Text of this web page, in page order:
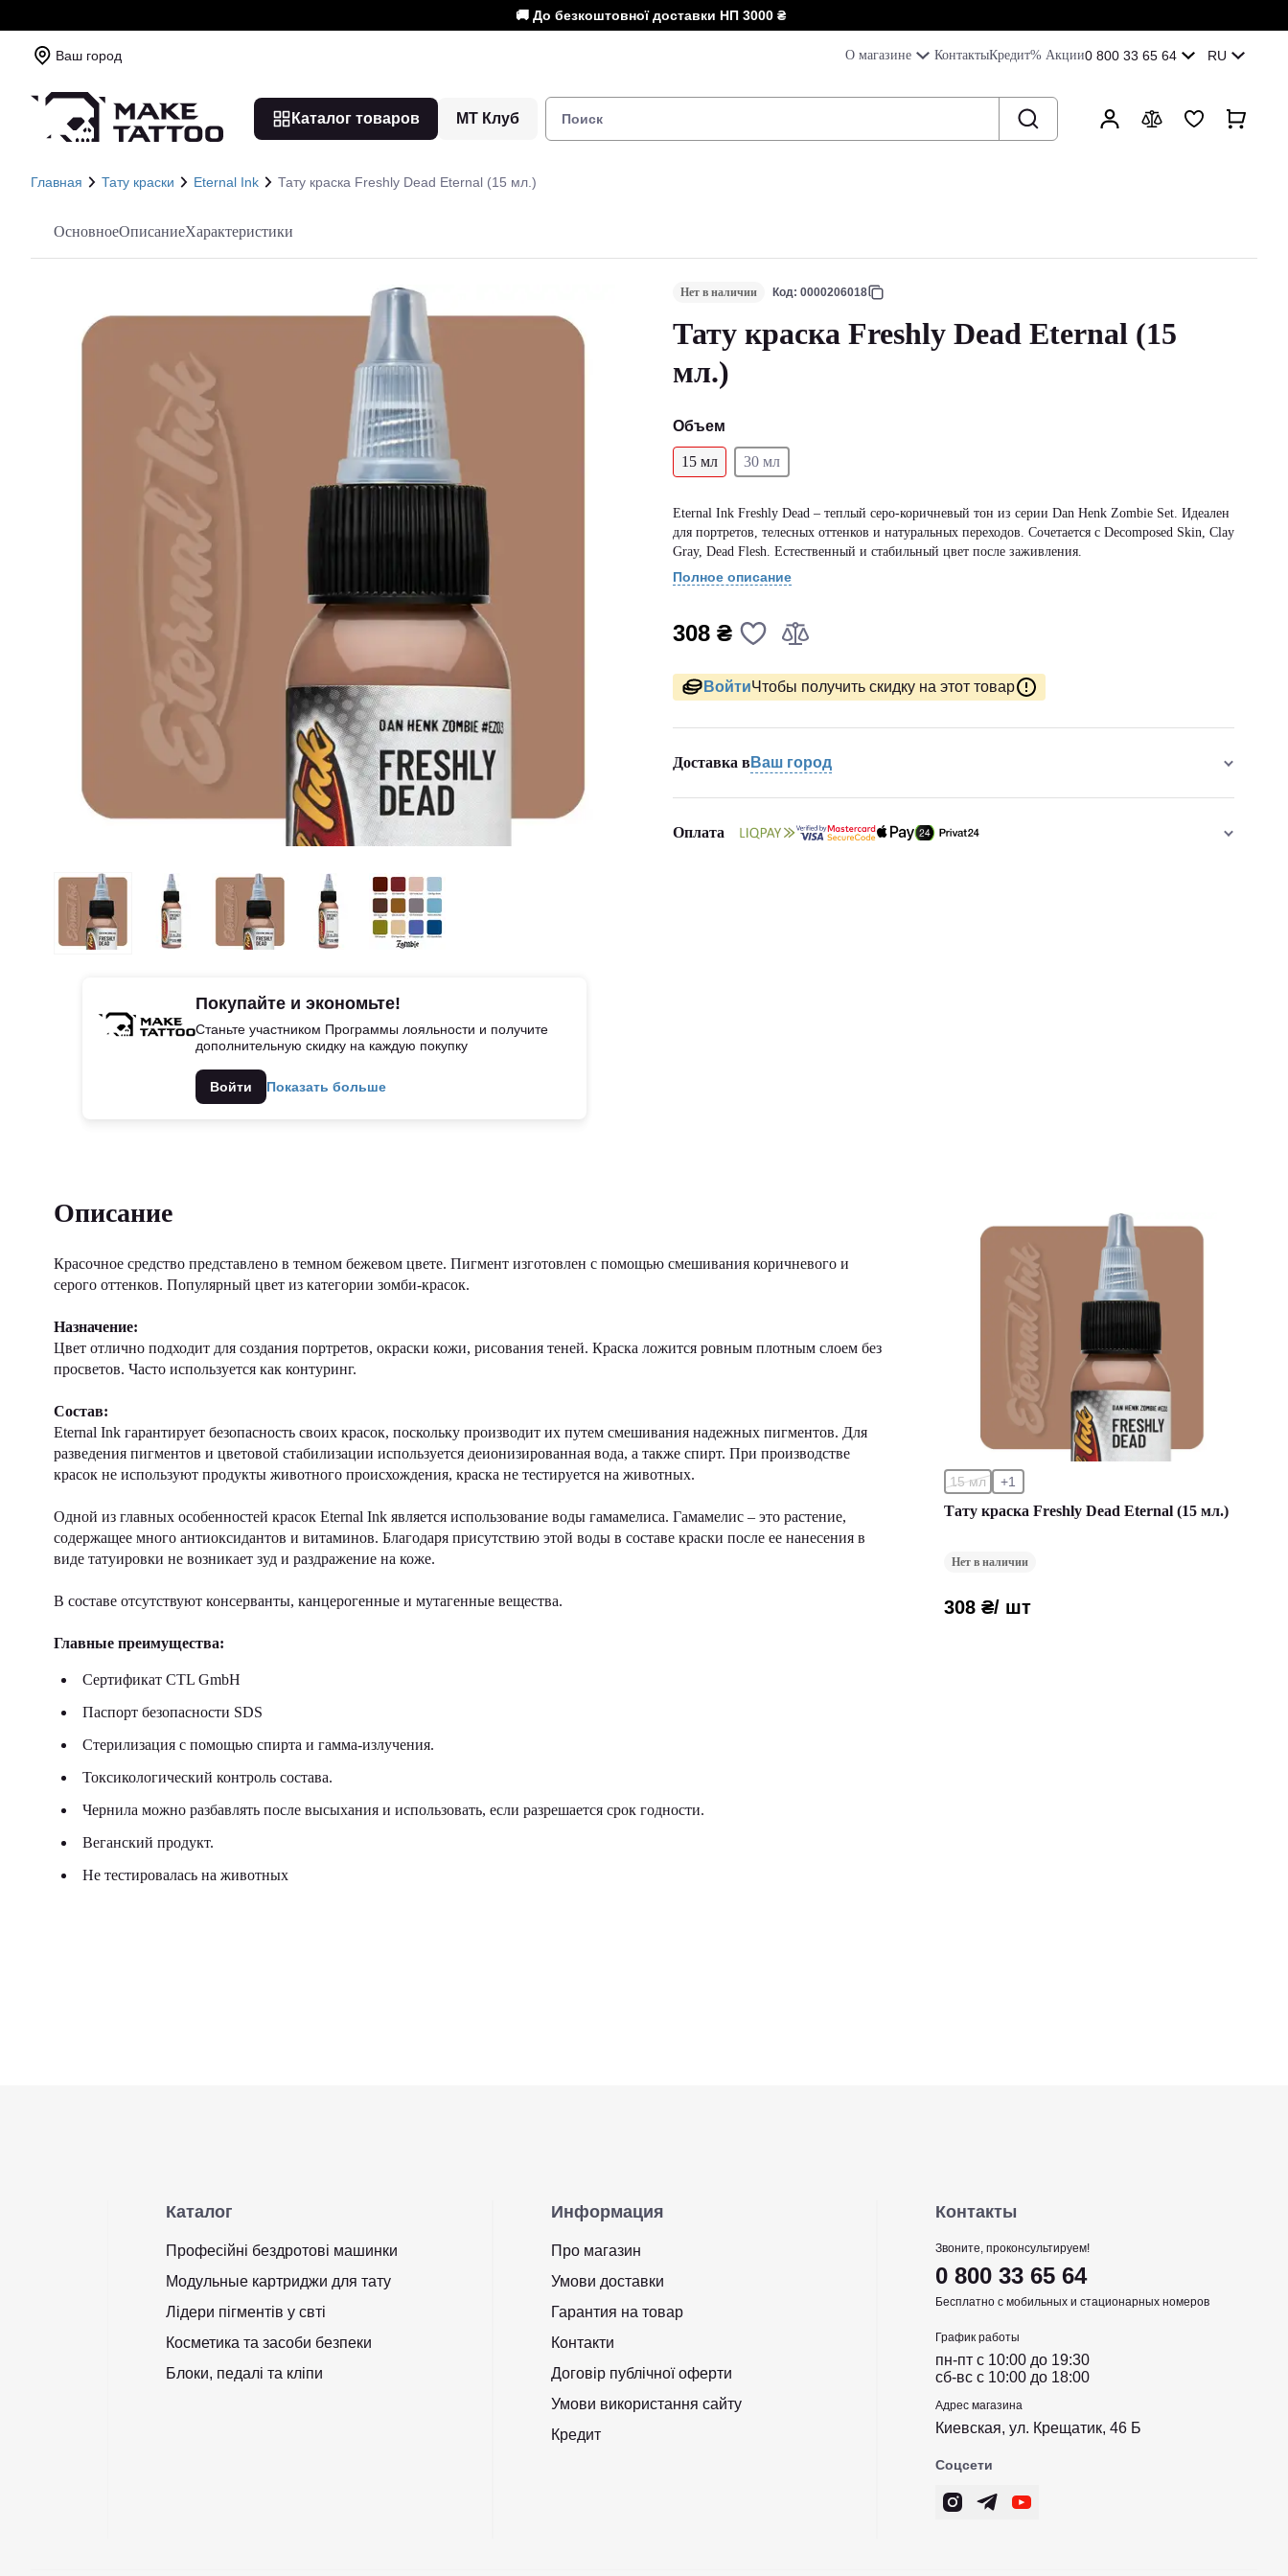
🚚 До безкоштовної доставки НП 3000 ₴
Ваш город О магазине КонтактыКредит% Акции0 800 33 65 64 RU
Каталог товаров МТ Клуб
Главная Тату краски Eternal Ink Тату краска Freshly Dead Eternal (15 мл.)
ОсновноеОписаниеХарактеристики
Покупайте и экономьте!
Станьте участником Программы лояльности и получите
дополнительную скидку на каждую покупку
Войти Показать больше
Нет в наличии Код: 0000206018
Тату краска Freshly Dead Eternal (15
мл.)
Объем
15 мл 30 мл
Eternal Ink Freshly Dead – теплый серо-коричневый тон из серии Dan Henk Zombie Set. Идеален
для портретов, телесных оттенков и натуральных переходов. Сочетается с Decomposed Skin, Clay
Gray, Dead Flesh. Естественный и стабильный цвет после заживления.
Полное описание
308 ₴
ВойтиЧтобы получить скидку на этот товар
Доставка в Ваш город
Оплата
Описание
Красочное средство представлено в темном бежевом цвете. Пигмент изготовлен с помощью смешивания коричневого и
серого оттенков. Популярный цвет из категории зомби-красок.
Назначение:
Цвет отлично подходит для создания портретов, окраски кожи, рисования теней. Краска ложится ровным плотным слоем без
просветов. Часто используется как контуринг.
Состав:
Eternal Ink гарантирует безопасность своих красок, поскольку производит их путем смешивания надежных пигментов. Для
разведения пигментов и цветовой стабилизации используется деионизированная вода, а также спирт. При производстве
красок не используют продукты животного происхождения, краска не тестируется на животных.
Одной из главных особенностей красок Eternal Ink является использование воды гамамелиса. Гамамелис – это растение,
содержащее много антиоксидантов и витаминов. Благодаря присутствию этой воды в составе краски после ее нанесения в
виде татуировки не возникает зуд и раздражение на коже.
В составе отсутствуют консерванты, канцерогенные и мутагенные вещества.
Главные преимущества:
Сертификат CTL GmbH
Паспорт безопасности SDS
Стерилизация с помощью спирта и гамма-излучения.
Токсикологический контроль состава.
Чернила можно разбавлять после высыхания и использовать, если разрешается срок годности.
Веганский продукт.
Не тестировалась на животных
15 мл +1
Тату краска Freshly Dead Eternal (15 мл.)
Нет в наличии
308 ₴/ шт
Каталог
Професійні бездротові машинки
Модульные картриджи для тату
Лідери пігментів у свті
Косметика та засоби безпеки
Блоки, педалі та кліпи
Информация
Про магазин
Умови доставки
Гарантия на товар
Контакти
Договір публічної оферти
Умови використання сайту
Кредит
Контакты
Звоните, проконсультируем!
0 800 33 65 64
Бесплатно с мобильных и стационарных номеров
График работы
пн-пт c 10:00 до 19:30
сб-вс c 10:00 до 18:00
Адрес магазина
Киевская, ул. Крещатик, 46 Б
Соцсети